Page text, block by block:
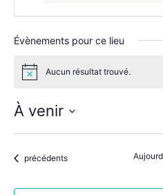
Évènements pour ce lieu
NoticeAucun résultat trouvé.
À venir
une
Évènements
précédents